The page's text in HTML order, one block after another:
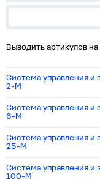
Выводить артикулов
Система управления и
2-M
Система управления и
6-M
Система управления и
25-M
Система управления и
100-M